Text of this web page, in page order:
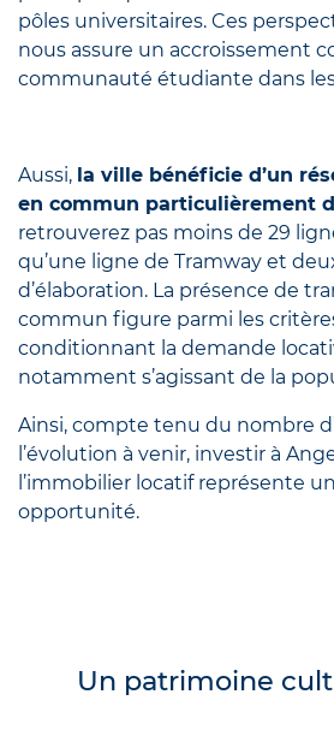
pôles universitaires. Ces
nous assure un accroissement
communauté étudiante dans
Aussi, la ville bénéficie d’un
en commun particulièrement
retrouverez pas moins de 29
qu’une ligne de Tramway et
d’élaboration. La présence de
commun figure parmi les
conditionnant la demande
notamment s’agissant de la
Ainsi, compte tenu du nombre
l’évolution à venir, investir à
l’immobilier locatif représente
opportunité.
Un patrimoine